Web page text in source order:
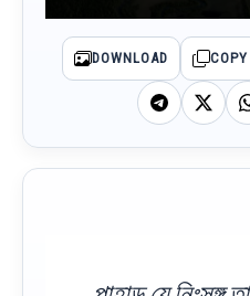
DOWNLOAD COPY